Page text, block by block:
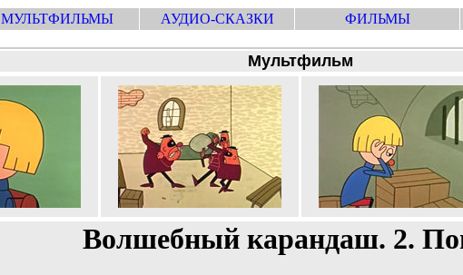
МУЛЬТФИЛЬМЫ АУДИО-СКАЗКИ ФИЛЬМЫ
Мультфильм
Волшебный карандаш. 2.